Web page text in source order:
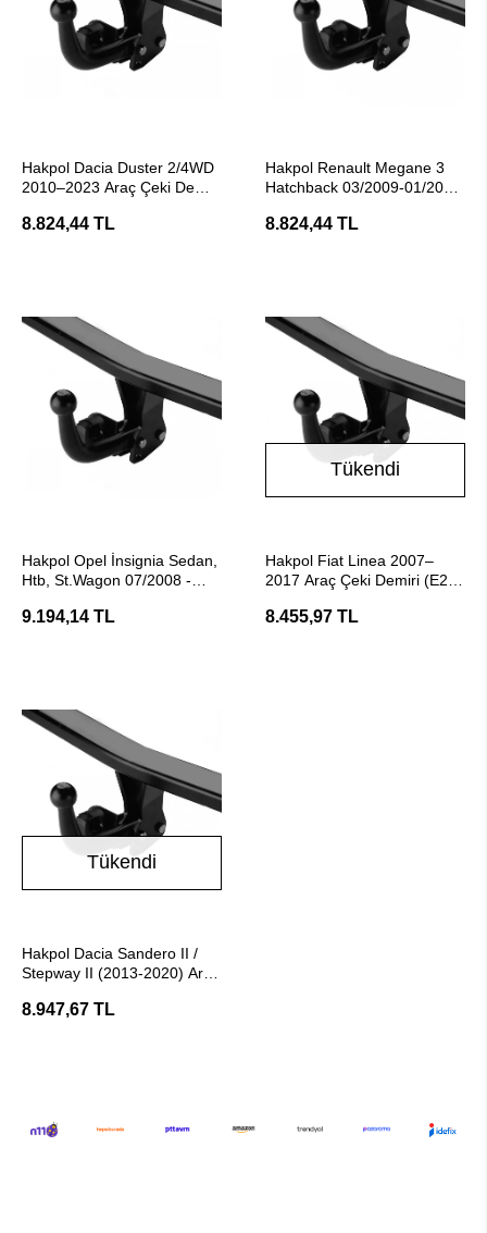
Hakpol Dacia Duster 2/4WD
2010–2023 Araç Çeki Demiri
8.824,44 TL
Hakpol Renault Megane 3
Hatchback 03/2009-01/2016
8.824,44 TL
Hakpol Opel İnsignia Sedan,
Htb, St.Wagon 07/2008 -
9.194,14 TL
Tükendi
Hakpol Fiat Linea 2007–
2017 Araç Çeki Demiri (E20
8.455,97 TL
Tükendi
Hakpol Dacia Sandero II /
Stepway II (2013-2020) Araç
8.947,67 TL